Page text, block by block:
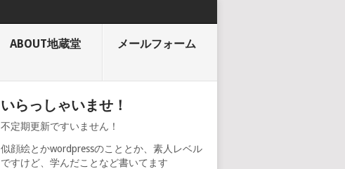
ABOUT地蔵堂 メールフォーム
いらっしゃいませ！
不定期更新ですいません！
似顔絵とかwordpressのこととか、素人レベル
ですけど、学んだことなど書いてます